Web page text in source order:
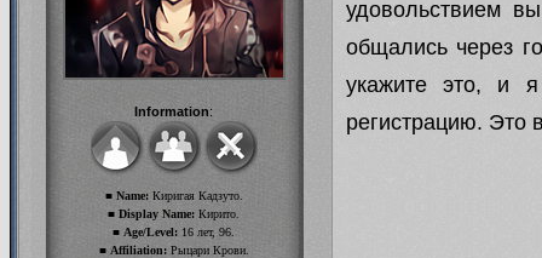
Information:
■ Name:Киригая Кадзуто.
■ Display Name: Кирито.
■ Age/Level: 16 лет, 96.
■ Affiliation:Рыцари Крови.
удовольствием
общались через
укажите это, и
регистрацию. Это